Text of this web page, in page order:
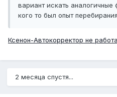
вариант искать
кого то был опыт
Ксенон-Автокорректор не
2 месяца спустя...